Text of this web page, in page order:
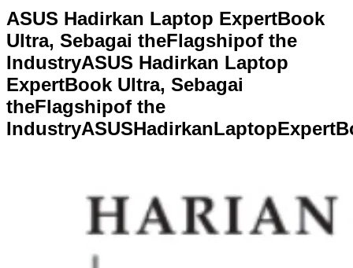
ASUS Hadirkan Laptop ExpertBook
Ultra, Sebagai theFlagshipof the
IndustryASUS Hadirkan Laptop
ExpertBook Ultra, Sebagai
theFlagshipof the
IndustryASUSHadirkanLaptopExpertB